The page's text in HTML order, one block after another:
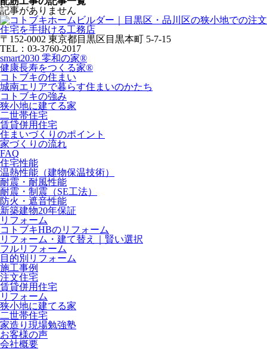
記事がありません
〒152-0002 東京都目黒区目黒本町 5-7-15
TEL：03-3760-2017
smart2030 零和の家®
健康長寿をつくる家®
コトブキの住まい
城南エリアで暮らす住まいのかたち
コトブキの強み
狭小地に建てる家
二世帯住宅
賃貸併用住宅
住まいづくりのポイント
家づくりの流れ
FAQ
住宅性能
温熱性能（建物保温技術）
耐震・耐風性能
耐震・制震（SE工法）
防火・遮音性能
新築建物20年保証
リフォーム
コトブキHBのリフォーム
リフォーム・建て替え｜賢い選択
フルリフォーム
目的別リフォーム
施工事例
注文住宅
賃貸併用住宅
リフォーム
狭小地に建てる家
二世帯住宅
家造り現場勉強塾
お客様の声
会社概要